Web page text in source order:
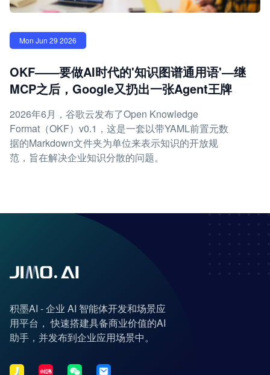
Mon Jun 29 2026
OKF——要做AI时代的'知识图谱通用语'—继
MCP之后，Google又扔出一张Agent王牌
2026年6月，谷歌云发布了Open Knowledge
Format（OKF）v0.1，这是一套以带YAML前置元数
据的Markdown文件夹为单位来表示知识的开放规
范，旨在解决企业知识分散的问题。
积墨AI - 企业 AI 智能体开发和场景应
用平台， 快速搭建具备商业价值的AI
助手，并发布到企业应用场景中。